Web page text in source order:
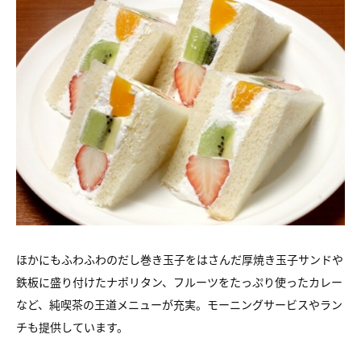
ほかにもふわふわのだし巻き玉子をはさんだ厚焼き玉子サンドや
鉄板に盛り付けたナポリタン、フルーツをたっぷり使ったカレー
など、純喫茶の王道メニューが充実。モーニングサービスやラン
チも提供しています。